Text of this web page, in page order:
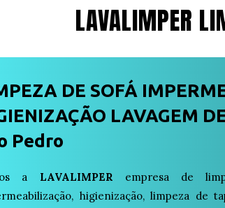
LAVALIMPER
DE SOFÁ
LAVAGEM
Pedro
a LAVALIMPER empresa de
higienização, limpeza de